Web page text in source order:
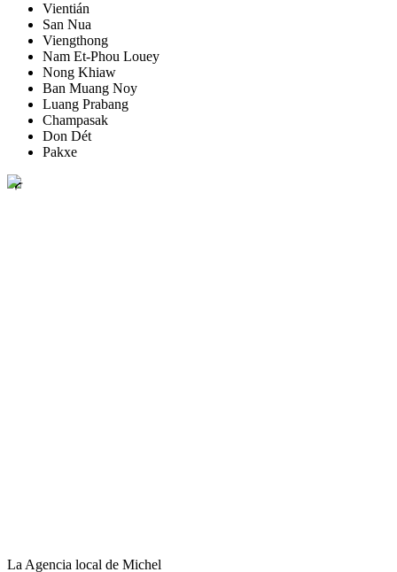
Vientián
San Nua
Viengthong
Nam Et-Phou Louey
Nong Khiaw
Ban Muang Noy
Luang Prabang
Champasak
Don Dét
Pakxe
La Agencia local de Michel